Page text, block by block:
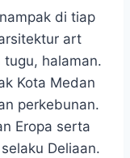
di tiap
art
halaman.
Kota Medan
perkebunan.
Eropa serta
Deliaan.